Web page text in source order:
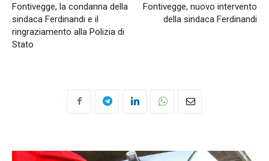
Fontivegge, la condanna della
sindaca Ferdinandi e il
ringraziamento alla Polizia di
Stato
Fontivegge, nuovo intervento
della sindaca Ferdinandi